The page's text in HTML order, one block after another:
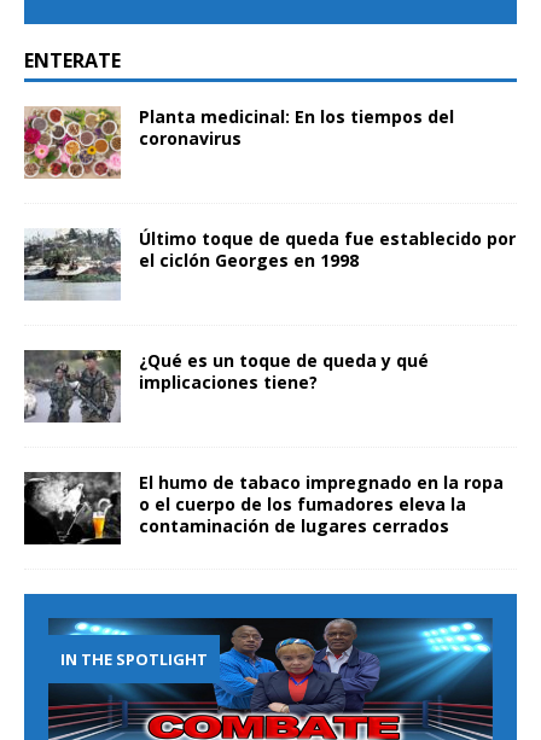
ENTERATE
Planta medicinal: En los tiempos del
coronavirus
Último toque de queda fue establecido por
el ciclón Georges en 1998
¿Qué es un toque de queda y qué
implicaciones tiene?
El humo de tabaco impregnado en la ropa
o el cuerpo de los fumadores eleva la
contaminación de lugares cerrados
IN THE SPOTLIGHT